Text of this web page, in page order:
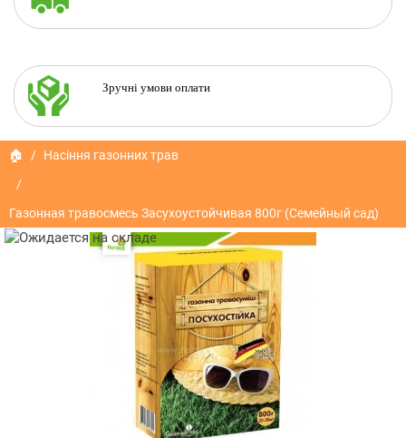
Зручні умови оплати
🏠 Насіння газонних трав
Газонная травосмесь Засухоустойчивая 800г (Семейный сад)